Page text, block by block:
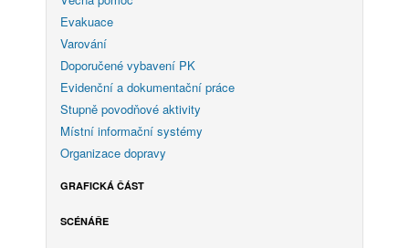
Evakuace
Varování
Doporučené vybavení PK
Evidenční a dokumentační práce
Stupně povodňové aktivity
Místní informační systémy
Organizace dopravy
GRAFICKÁ ČÁST
SCÉNÁŘE